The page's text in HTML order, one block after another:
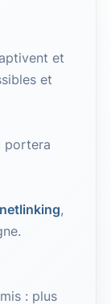
et
et
portera
netlinking,
: plus